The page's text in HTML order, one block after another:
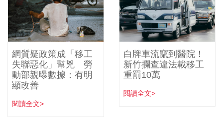
網質疑政策成「移工
失聯惡化」幫兇 勞
動部親曝數據：有明
顯改善
閱讀全文>
白牌車流竄到醫院！
新竹攔查違法載移工
重罰10萬
閱讀全文>